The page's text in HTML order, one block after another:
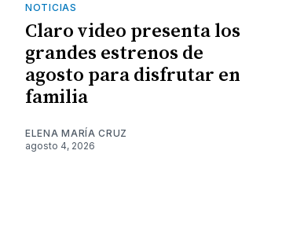
NOTICIAS
Claro video presenta los
grandes estrenos de
agosto para disfrutar en
familia
ELENA MARÍA CRUZ
agosto 4, 2026